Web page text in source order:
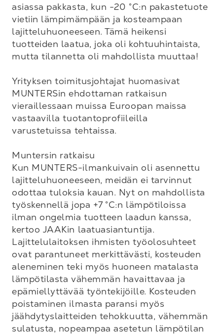
asiassa pakkasta, kun -20 °C:n pakastetuote
vietiin lämpimämpään ja kosteampaan
lajitteluhuoneeseen. Tämä heikensi
tuotteiden laatua, joka oli kohtuuhintaista,
mutta tilannetta oli mahdollista muuttaa!
Yrityksen toimitusjohtajat huomasivat
MUNTERSin ehdottaman ratkaisun
vieraillessaan muissa Euroopan maissa
vastaavilla tuotantoprofiileilla
varustetuissa tehtaissa.
Muntersin ratkaisu
Kun MUNTERS-ilmankuivain oli asennettu
lajitteluhuoneeseen, meidän ei tarvinnut
odottaa tuloksia kauan. Nyt on mahdollista
työskennellä jopa +7 °C:n lämpötiloissa
ilman ongelmia tuotteen laadun kanssa,
kertoo JAAKin laatuasiantuntija.
Lajittelulaitoksen ihmisten työolosuhteet
ovat parantuneet merkittävästi, kosteuden
aleneminen teki myös huoneen matalasta
lämpötilasta vähemmän havaittavaa ja
epämiellyttävää työntekijöille. Kosteuden
poistaminen ilmasta paransi myös
jäähdytyslaitteiden tehokkuutta, vähemmän
sulatusta, nopeampaa asetetun lämpötilan